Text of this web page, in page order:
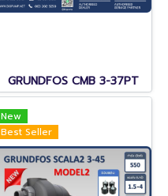
GRUNDFOS CMB 3-37PT
New
Best Seller